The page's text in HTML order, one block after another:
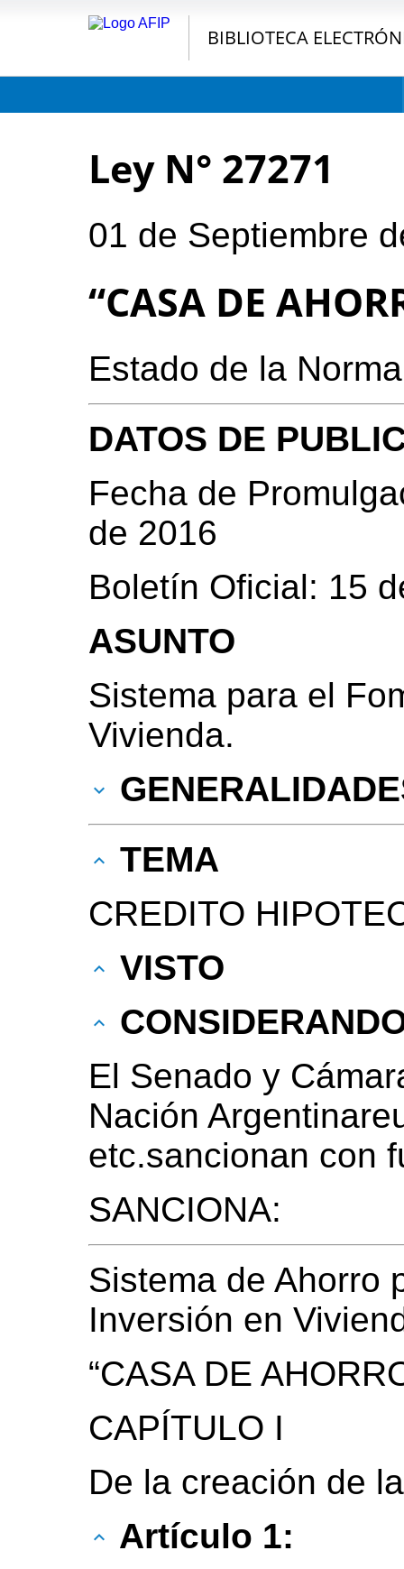
BIBLIOTECA
Ley N° 27271
01 de Septiembre
“CASA DE
Estado de la
DATOS DE
Fecha de
de 2016
Boletín Oficial: 15
ASUNTO
Sistema para el
Vivienda.
TEMA
CREDITO
VISTO
El Senado y
Nación
etc.sancionan con
SANCIONA:
Sistema de Ahorro
Inversión en
“CASA DE
CAPÍTULO I
De la creación de
Artículo 1: